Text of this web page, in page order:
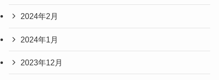
2024年2月
2024年1月
2023年12月